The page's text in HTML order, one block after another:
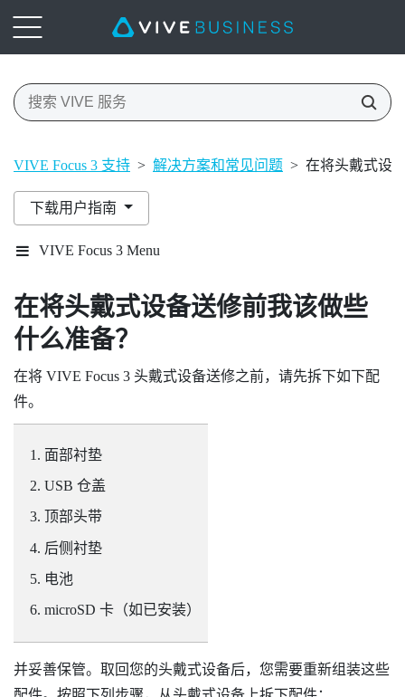
VIVE Focus 3 支持 > 解决方案和常见问题 > 在将头戴式设
下载用户指南
VIVE Focus 3 Menu
在将头戴式设备送修前我该做些
什么准备？
在将 VIVE Focus 3 头戴式设备送修之前，请先拆下如下配
件。
面部衬垫
USB 仓盖
顶部头带
后侧衬垫
电池
microSD 卡（如已安装）
并妥善保管。取回您的头戴式设备后，您需要重新组装这些